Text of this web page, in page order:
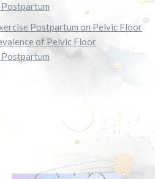
Postpartum on Pelvic Floor
of Pelvic Floor